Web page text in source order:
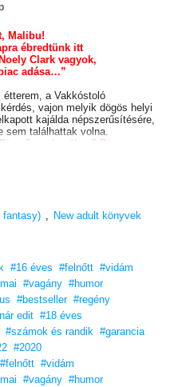
Malibu!
ébredtünk itt
Clark vagyok,
adása…”
a Vakkóstoló
vajon melyik dögös helyi
kajálda népszerűsítésére,
sem találhattak volna.
Pipa Szereleméhes? Pipa
álmaim férfijára, így hát kapva
a randik – három nagyon
egyedi randi –, és most már
biztos…
Malibu!
döntés előtt állok.
vagy aBajnokot?”
három pasiba szeressek bele
fantasy)
New adult könyvek
#16 éves #felnőtt #vidám
#vagány #humor
#bestseller #regény
edit #18 éves
#számok és randik #garancia
#2020
#felnőtt #vidám
#vagány #humor